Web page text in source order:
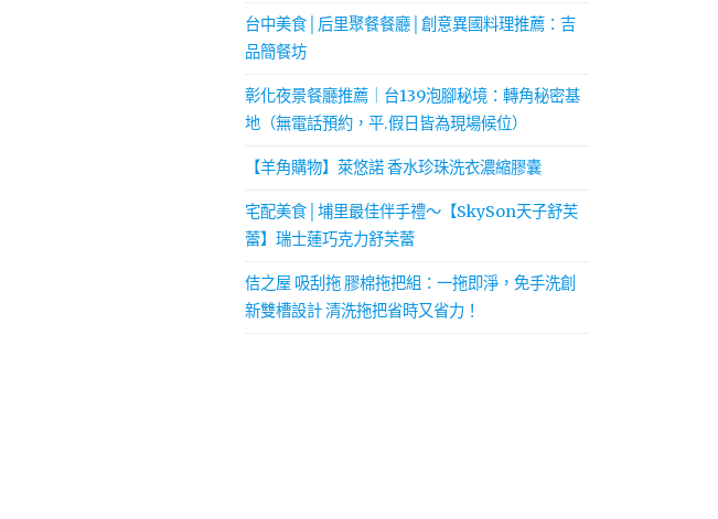
台中美食│后里聚餐餐廳│創意異國料理推薦：吉
品簡餐坊
彰化夜景餐廳推薦｜台139泡腳秘境：轉角秘密基
地（無電話預約，平.假日皆為現場候位）
【羊角購物】萊悠諾 香水珍珠洗衣濃縮膠囊
宅配美食│埔里最佳伴手禮～【SkySon天子舒芙
蕾】瑞士蓮巧克力舒芙蕾
佶之屋 吸刮拖 膠棉拖把組：一拖即淨，免手洗創
新雙槽設計 清洗拖把省時又省力！